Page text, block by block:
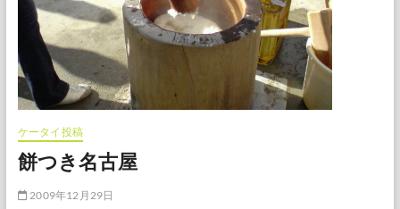
ケータイ投稿
餅つき名古屋
2009年12月29日